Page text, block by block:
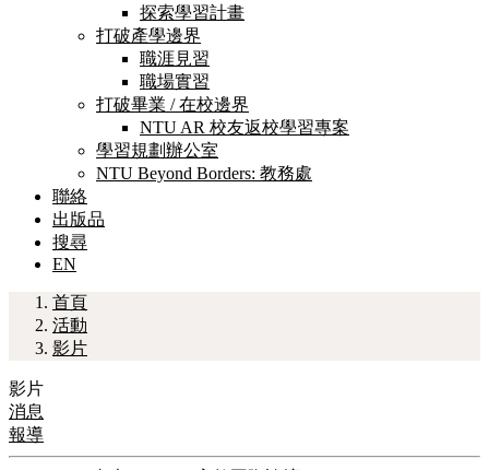
探索學習計畫
打破產學邊界
職涯見習
職場實習
打破畢業 / 在校邊界
NTU AR 校友返校學習專案
學習規劃辦公室
NTU Beyond Borders: 教務處
聯絡
出版品
搜尋
EN
首頁
活動
影片
影片
消息
報導